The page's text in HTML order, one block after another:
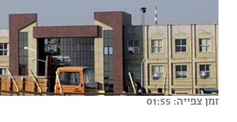
זמן צפייה: 01:55